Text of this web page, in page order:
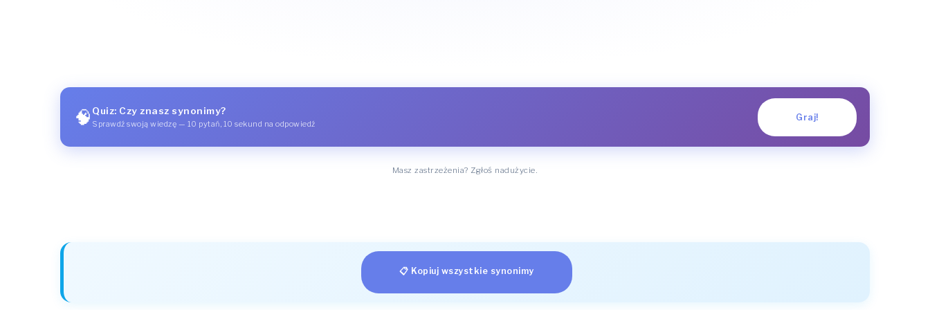
🧠 Quiz: Czy znasz synonimy?
Sprawdź swoją wiedzę — 10 pytań, 10 sekund na odpowiedź
Graj!
Masz zastrzeżenia? Zgłoś nadużycie.
📋 Kopiuj wszystkie synonimy